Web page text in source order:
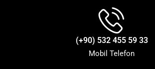
(+90) 532 455 59 33
Mobil Telefon